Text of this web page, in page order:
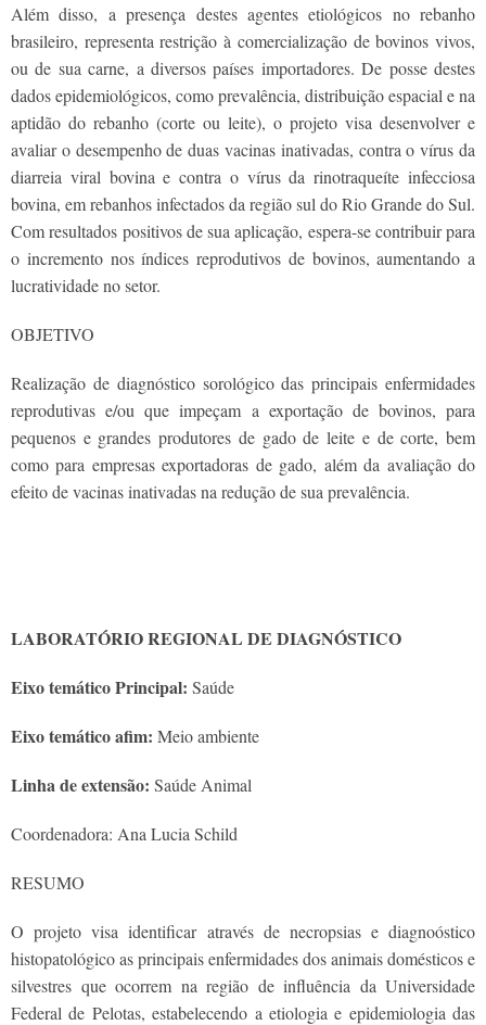
Além disso, a presença destes agentes etiológicos no rebanho
brasileiro, representa restrição à comercialização de bovinos vivos,
ou de sua carne, a diversos países importadores. De posse destes
dados epidemiológicos, como prevalência, distribuição espacial e na
aptidão do rebanho (corte ou leite), o projeto visa desenvolver e
avaliar o desempenho de duas vacinas inativadas, contra o vírus da
diarreia viral bovina e contra o vírus da rinotraqueíte infecciosa
bovina, em rebanhos infectados da região sul do Rio Grande do Sul.
Com resultados positivos de sua aplicação, espera-se contribuir para
o incremento nos índices reprodutivos de bovinos, aumentando a
lucratividade no setor.
OBJETIVO
Realização de diagnóstico sorológico das principais enfermidades
reprodutivas e/ou que impeçam a exportação de bovinos, para
pequenos e grandes produtores de gado de leite e de corte, bem
como para empresas exportadoras de gado, além da avaliação do
efeito de vacinas inativadas na redução de sua prevalência.
LABORATÓRIO REGIONAL DE DIAGNÓSTICO
Eixo temático Principal: Saúde
Eixo temático afim: Meio ambiente
Linha de extensão: Saúde Animal
Coordenadora: Ana Lucia Schild
RESUMO
O projeto visa identificar através de necropsias e diagnoóstico
histopatológico as principais enfermidades dos animais domésticos e
silvestres que ocorrem na região de influência da Universidade
Federal de Pelotas, estabelecendo a etiologia e epidemiologia das